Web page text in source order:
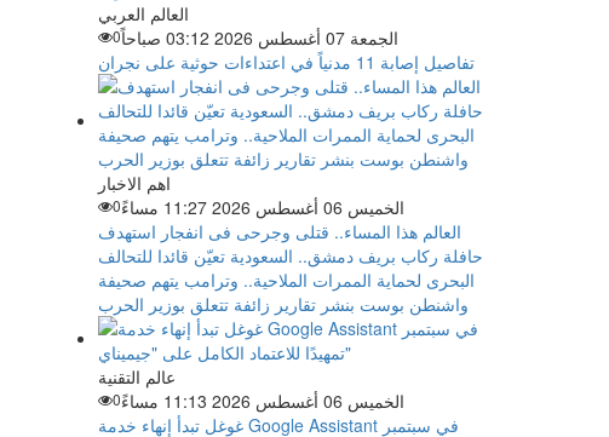
العالم العربي
الجمعة 07 أغسطس 2026 03:12 صباحاً
0
تفاصيل إصابة 11 مدنياً في اعتداءات حوثية على نجران
اهم الاخبار
الخميس 06 أغسطس 2026 11:27 مساءً
0
العالم هذا المساء.. قتلى وجرحى فى انفجار استهدف
حافلة ركاب بريف دمشق.. السعودية تعيّن قائدا للتحالف
البحرى لحماية الممرات الملاحية.. وترامب يتهم صحيفة
واشنطن بوست بنشر تقارير زائفة تتعلق بوزير الحرب
عالم التقنية
الخميس 06 أغسطس 2026 11:13 مساءً
0
غوغل تبدأ إنهاء خدمة Google Assistant في سبتمبر